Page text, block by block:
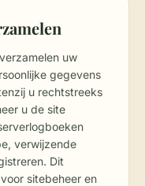
uw
gegevens
u rechtstreeks
u de site
verwijzende
Dit
sitebeheer en